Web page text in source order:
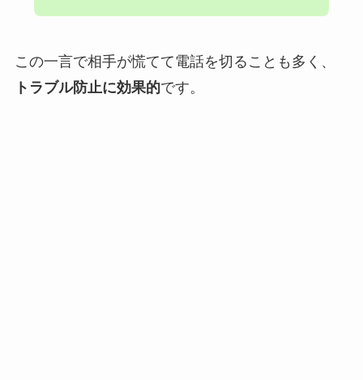
この一言で相手が慌てて電話を切ることも多く、
トラブル防止に効果的です。